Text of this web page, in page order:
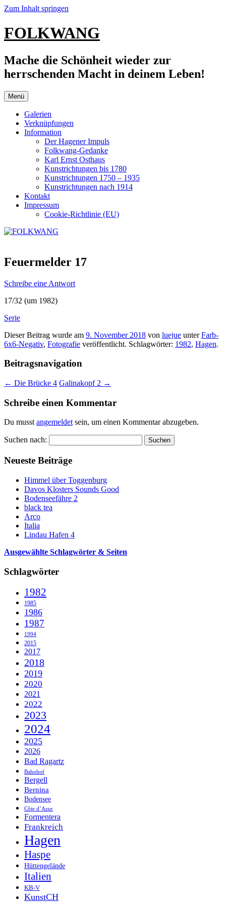
Zum Inhalt springen
FOLKWANG
Mache die Schönheit wieder zur
herrschenden Macht in deinem Leben!
Menü
Galerien
Verknüpfungen
Information
Der Hagener Impuls
Folkwang-Gedanke
Karl Ernst Osthaus
Kunstrichtungen bis 1780
Kunstrichtungen 1750 – 1935
Kunstrichtungen nach 1914
Kontakt
Impressum
Cookie-Richtlinie (EU)
Feuermelder 17
Schreibe eine Antwort
17/32 (um 1982)
Serie
Dieser Beitrag wurde am 9. November 2018 von luejue unterFarb-
6x6-Negativ, Fotografie veröffentlicht. Schlagwörter: 1982, Hagen.
Beitragsnavigation
← Die Brücke 4 Galinakopf 2 →
Schreibe einen Kommentar
Du musstangemeldetsein, um einen Kommentar abzugeben.
Suchen nach:
Neueste Beiträge
Himmel über Toggenburg
Davos Klosters Sounds Good
Bodenseefähre 2
black tea
Arco
Italia
Lindau Hafen 4
Ausgewählte Schlagwörter & Seiten
Schlagwörter
1982
1985
1986
1987
1994
2015
2017
2018
2019
2020
2021
2022
2023
2024
2025
2026
Bad Ragartz
Bahnhof
Bergell
Bernina
Bodensee
Côte d’Azur
Formentera
Frankreich
Hagen
Haspe
Hüttengelände
Italien
KB-V
KunstCH